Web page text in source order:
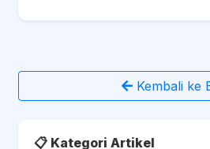
Kembali ke
📋 Kategori Artikel